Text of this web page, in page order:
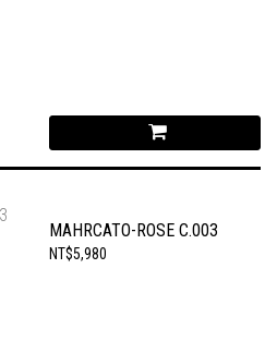
MAHRCATO-ROSE C.003
NT$5,980